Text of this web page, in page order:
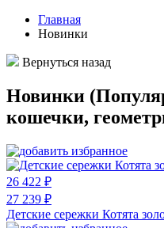
Главная
Новинки
Вернуться назад
Новинки
кошечки,
26 422 ₽
27 239 ₽
Детские сережки Котята